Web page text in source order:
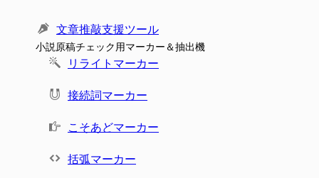
文章推敲支援ツール
小説原稿チェック用マーカー＆抽出機
リライトマーカー
接続詞マーカー
こそあどマーカー
括弧マーカー